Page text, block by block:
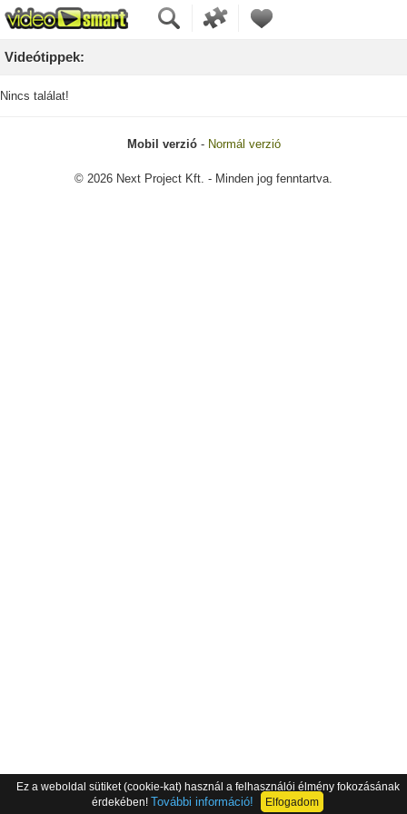
Videótippek:
Nincs találat!
Mobil verzió- Normál verzió
© 2026 Next Project Kft. - Minden jog fenntartva.
Ez a weboldal sütiket (cookie-kat) használ a felhasználói élmény fokozásának
érdekében! További információ! Elfogadom